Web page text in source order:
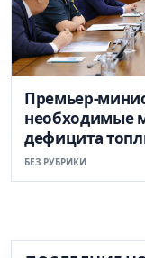
Премьер-
необходимые
дефицита
БЕЗ РУБРИКИ